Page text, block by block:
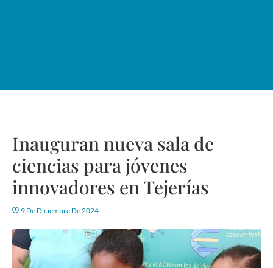
Inauguran nueva sala de
ciencias para jóvenes
innovadores en Tejerías
9 De Diciembre De 2024